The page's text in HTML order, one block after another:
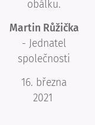
obálku.
Martin Růžička
- Jednatel
společnosti
16. března
2021